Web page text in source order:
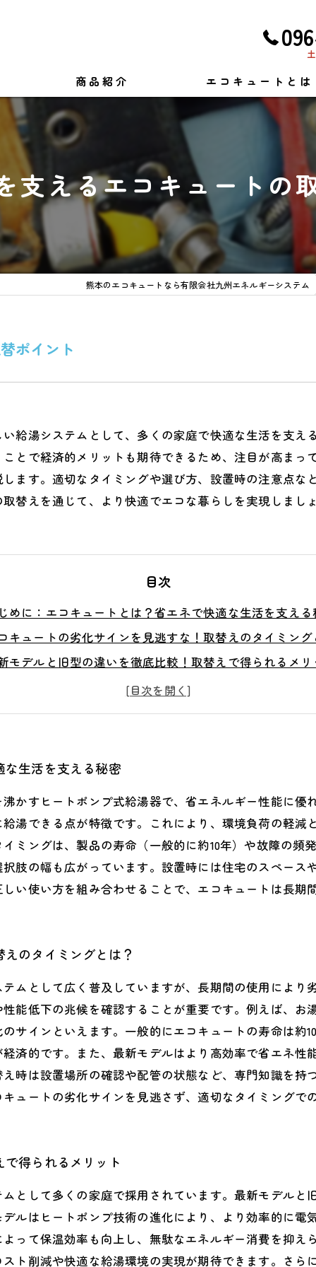
商品紹介 エコキュートとは
支えるエコキュートの
熊本のエコキュートなら有限会社九州エネルギーシステム
ポイント
給湯システムとして、多くの家庭で快適な生活を支
とで経済的メリットも期待できるため、注目が高ま
ます。適切なタイミングや選び方、設置時の注意点
替えを通じて、より快適でエコな暮らしを実現しまし
目次
めに：エコキュートとは？省エネで快適な生活を支える
キュートの劣化サインを見逃すな！取替えのタイミン
モデルと旧型の違いを徹底比較！取替えで得られるメリ
時の注意点と設置場所の選び方で失敗しない取替えを実
え後のメンテナンス方法まで！長く快適に使うための
め：快適な生活を支えるエコキュート取替えの最適な選
生活を支える秘密
かすヒートポンプ式給湯器で、省エネルギー性能に
湯できる点が特徴です。これにより、環境負荷の軽
ミングは、製品の寿命（一般的に約10年）や故障の頻
肢の幅も広がっています。設置時には住宅のスペー
い使い方を組み合わせることで、エコキュートは長期
のタイミングとは？
ムとして広く普及していますが、長期間の使用によ
能低下の兆候を確認することが重要です。例えば、お
サインといえます。一般的にエコキュートの寿命は約
済的です。また、最新モデルはより高効率で省エネ
時は設置場所の確認や配管の状態など、専門知識を
ュートの劣化サインを見逃さず、適切なタイミングで
得られるメリット
として多くの家庭で採用されています。最新モデル
ルはヒートポンプ技術の進化により、より効率的に
って保温効率も向上し、無駄なエネルギー消費を抑
ト削減や快適な給湯環境の実現が期待できます。さ